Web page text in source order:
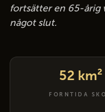
fortsätter en 65-årig
något slut.
52 km²
FORNTIDA